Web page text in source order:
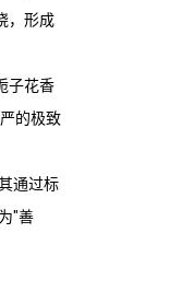
，形成
子花香
的极致
通过标
"善